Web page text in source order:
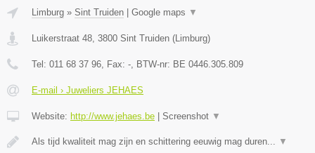
Limburg » Sint Truiden | Google maps ▼
Luikerstraat 48 3800 Sint Truiden (Limburg)
Tel: 011 68 37 96 , Fax: - , BTW-nr: BE 0446.305.809
E-mail › Juweliers JEHAES
Website: http://www.jehaes.be | Screenshot ▼
Als tijd kwaliteit mag zijn en schittering eeuwig mag duren... ▼